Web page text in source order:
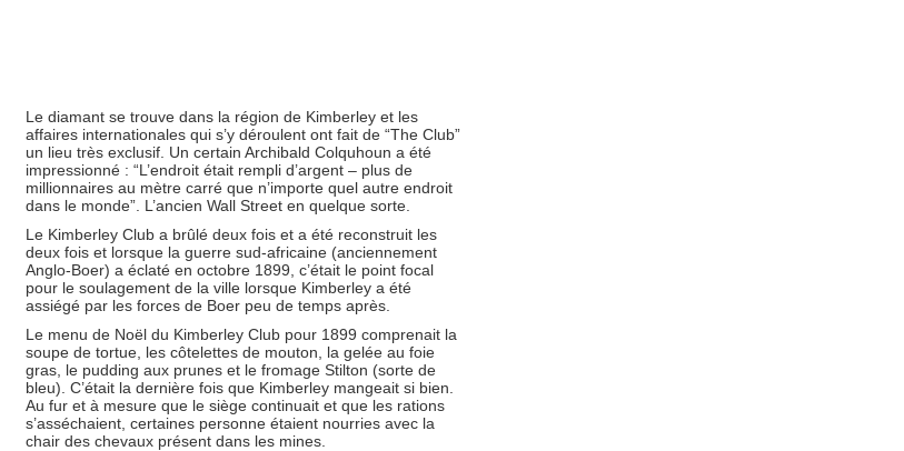
Le diamant se trouve dans la région de Kimberley et les
affaires internationales qui s’y déroulent ont fait de “The Club”
un lieu très exclusif. Un certain Archibald Colquhoun a été
impressionné : “L’endroit était rempli d’argent – plus de
millionnaires au mètre carré que n’importe quel autre endroit
dans le monde”. L’ancien Wall Street en quelque sorte.
Le Kimberley Club a brûlé deux fois et a été reconstruit les
deux fois et lorsque la guerre sud-africaine (anciennement
Anglo-Boer) a éclaté en octobre 1899, c’était le point focal
pour le soulagement de la ville lorsque Kimberley a été
assiégé par les forces de Boer peu de temps après.
Le menu de Noël du Kimberley Club pour 1899 comprenait la
soupe de tortue, les côtelettes de mouton, la gelée au foie
gras, le pudding aux prunes et le fromage Stilton (sorte de
bleu). C’était la dernière fois que Kimberley mangeait si bien.
Au fur et à mesure que le siège continuait et que les rations
s’asséchaient, certaines personne étaient nourries avec la
chair des chevaux présent dans les mines.